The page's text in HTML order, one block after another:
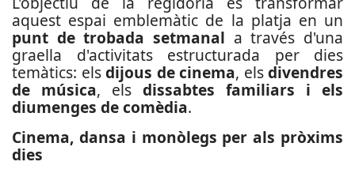
aquest espai emblemàtic de la platja en un
punt de trobada setmanal a través d'una
graella d'activitats estructurada per dies
temàtics: elsdijous de cinema, elsdivendres
de música, els dissabtes familiars i els
diumenges de comèdia.
Cinema, dansa i monòlegs per als pròxims
dies